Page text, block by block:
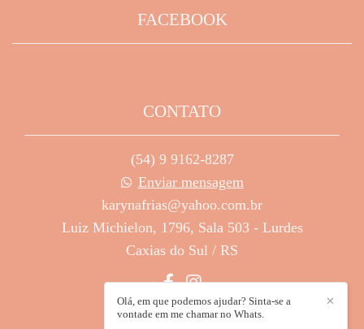
FACEBOOK
CONTATO
(54) 9 9162-8287
Enviar mensagem
karynafrias@yahoo.com.br
Luiz Michielon, 1796, Sala 503 - Lurdes
Caxias do Sul / RS
✕
Olá, em que podemos ajudar? Sinta-se a
vontade em me chamar no Whats.